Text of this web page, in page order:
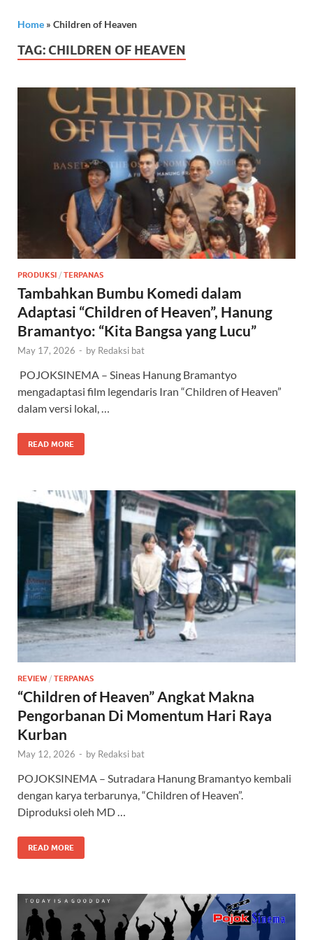
Home » Children of Heaven
TAG: CHILDREN OF HEAVEN
PRODUKSI / TERPANAS
Tambahkan Bumbu Komedi dalam
Adaptasi “Children of Heaven”, Hanung
Bramantyo: “Kita Bangsa yang Lucu”
May 17, 2026 - by Redaksi bat
POJOKSINEMA – Sineas Hanung Bramantyo
mengadaptasi film legendaris Iran “Children of Heaven”
dalam versi lokal, …
READ MORE
REVIEW / TERPANAS
“Children of Heaven” Angkat Makna
Pengorbanan Di Momentum Hari Raya
Kurban
May 12, 2026 - by Redaksi bat
POJOKSINEMA – Sutradara Hanung Bramantyo kembali
dengan karya terbarunya, “Children of Heaven”.
Diproduksi oleh MD …
READ MORE